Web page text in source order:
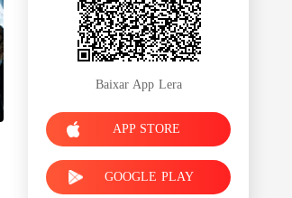
Baixar App Lera
APP STORE
GOOGLE PLAY